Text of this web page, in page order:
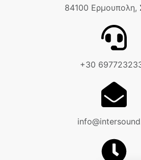
84100 Ερμουπολη,
+30